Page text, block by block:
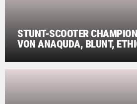
STUNT-SCOOTER
VON ANAQUDA, BLUNT,